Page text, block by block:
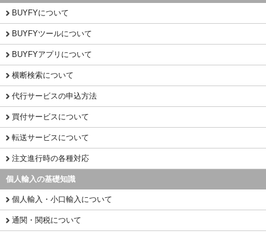
BUYFYについて
BUYFYツールについて
BUYFYアプリについて
横断検索について
代行サービスの申込方法
買付サービスについて
転送サービスについて
注文進行時の各種対応
個人輸入の基礎知識
個人輸入・小口輸入について
通関・関税について